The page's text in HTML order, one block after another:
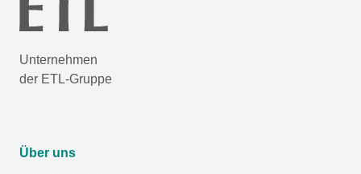
Unternehmen
der ETL-Gruppe
Über uns